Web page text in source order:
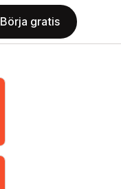
Börja gratis